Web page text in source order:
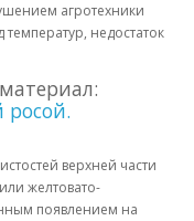
агротехники
недостаток
верхней части
желтовато-
появлением на